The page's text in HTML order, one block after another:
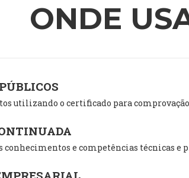
ONDE
utilizando o certificado para comprovação
conhecimentos e competências técnicas